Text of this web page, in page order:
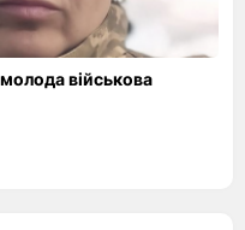
військова